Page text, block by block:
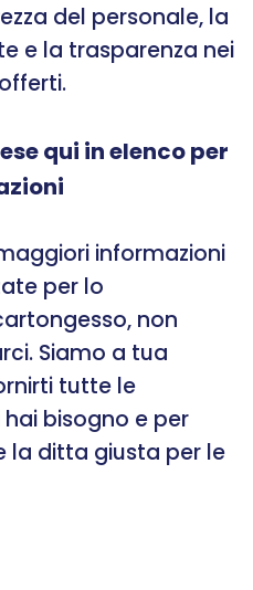
del personale, la
e la trasparenza nei
qui in elenco per
informazioni
per lo
non
Siamo a tua
tutte le
bisogno e per
la ditta giusta per le